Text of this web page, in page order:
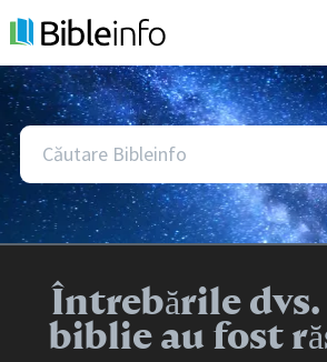
Întrebările dvs.
biblie au fost